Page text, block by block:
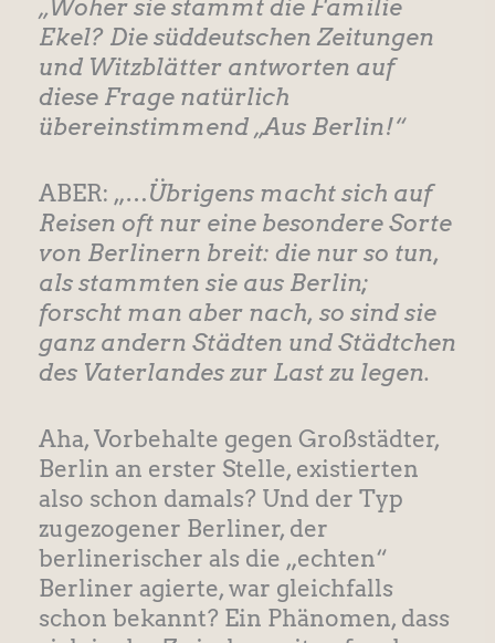
„Woher sie stammt die Familie
Ekel? Die süddeutschen Zeitungen
und Witzblätter antworten auf
diese Frage natürlich
übereinstimmend „Aus Berlin!“
ABER: „…Übrigens macht sich auf
Reisen oft nur eine besondere Sorte
von Berlinern breit: die nur so tun,
als stammten sie aus Berlin;
forscht man aber nach, so sind sie
ganz andern Städten und Städtchen
des Vaterlandes zur Last zu legen.
Aha, Vorbehalte gegen Großstädter,
Berlin an erster Stelle, existierten
also schon damals? Und der Typ
zugezogener Berliner, der
berlinerischer als die „echten“
Berliner agierte, war gleichfalls
schon bekannt? Ein Phänomen, dass